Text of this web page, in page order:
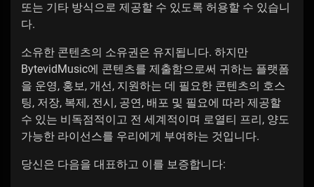
또는 기타 방식으로 제공할 수 있도록 허용할 수 있습니
다.
소유한 콘텐츠의 소유권은 유지됩니다. 하지만
BytevidMusic에 콘텐츠를 제출함으로써 귀하는 플랫폼
을 운영, 홍보, 개선, 지원하는 데 필요한 콘텐츠의 호스
팅, 저장, 복제, 전시, 공연, 배포 및 필요에 따라 제공할
수 있는 비독점적이고 전 세계적이며 로열티 프리, 양도
가능한 라이선스를 우리에게 부여하는 것입니다.
당신은 다음을 대표하고 이를 보증합니다: